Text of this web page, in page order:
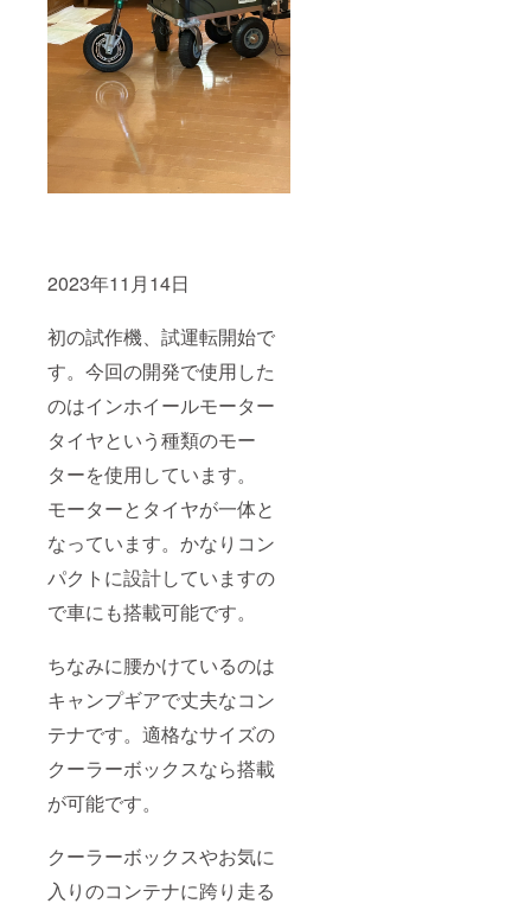
2023年11月14日
初の試作機、試運転開始で
す。今回の開発で使用した
のはインホイールモーター
タイヤという種類のモー
ターを使用しています。
モーターとタイヤが一体と
なっています。かなりコン
パクトに設計していますの
で車にも搭載可能です。
ちなみに腰かけているのは
キャンプギアで丈夫なコン
テナです。適格なサイズの
クーラーボックスなら搭載
が可能です。
クーラーボックスやお気に
入りのコンテナに跨り走る